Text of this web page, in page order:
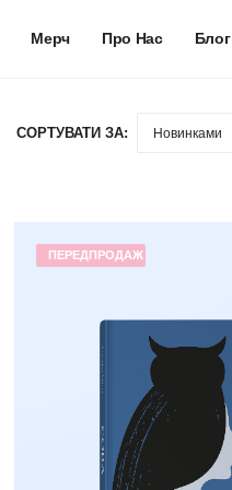
Мерч Про Нас Блог
СОРТУВАТИ ЗА:
ПЕРЕДПРОДАЖ